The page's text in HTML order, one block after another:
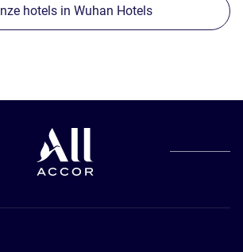
hotels in Wuhan Hotels